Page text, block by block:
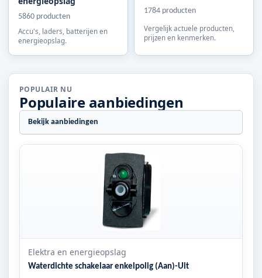
5860 producten
Accu's, laders, batterijen en
energieopslag.
1784 producten
Vergelijk actuele producten,
prijzen en kenmerken.
POPULAIR NU
Populaire aanbiedingen
Bekijk aanbiedingen
Elektra en energieopslag
Waterdichte schakelaar enkelpolig (Aan)-Uit